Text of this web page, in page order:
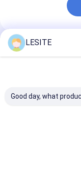
Geadviseerde
LESITE
Good day, what